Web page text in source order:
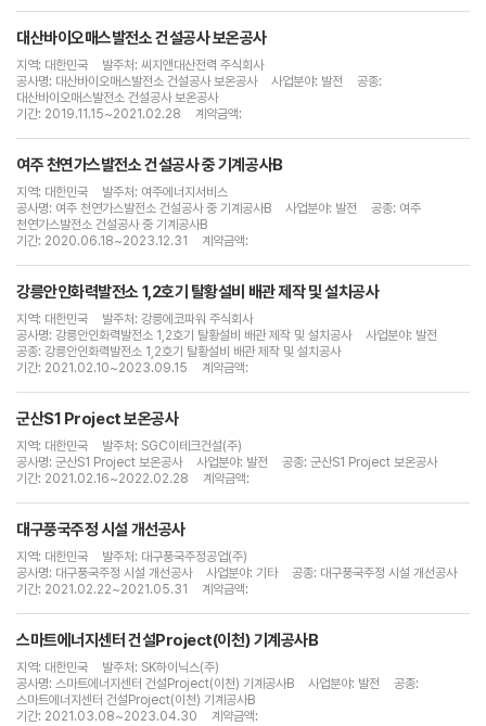
대산바이오매스발전소 건설공사 보온공사
지역: 대한민국
발주처: 씨지앤대산전력 주식회사
공사명: 대산바이오매스발전소 건설공사 보온공사
사업분야: 발전
공종:
대산바이오매스발전소 건설공사 보온공사
기간: 2019.11.15~2021.02.28
계약금액:
여주 천연가스발전소 건설공사 중 기계공사B
지역: 대한민국
발주처: 여주에너지서비스
공사명: 여주 천연가스발전소 건설공사 중 기계공사B
사업분야: 발전
공종: 여주
천연가스발전소 건설공사 중 기계공사B
기간: 2020.06.18~2023.12.31
계약금액:
강릉안인화력발전소 1,2호기 탈황설비 배관 제작 및 설치공사
지역: 대한민국
발주처: 강릉에코파워 주식회사
공사명: 강릉안인화력발전소 1,2호기 탈황설비 배관 제작 및 설치공사
사업분야: 발전
공종: 강릉안인화력발전소 1,2호기 탈황설비 배관 제작 및 설치공사
기간: 2021.02.10~2023.09.15
계약금액:
군산S1 Project 보온공사
지역: 대한민국
발주처: SGC이테크건설(주)
공사명: 군산S1 Project 보온공사
사업분야: 발전
공종: 군산S1 Project 보온공사
기간: 2021.02.16~2022.02.28
계약금액:
대구풍국주정 시설 개선공사
지역: 대한민국
발주처: 대구풍국주정공업(주)
공사명: 대구풍국주정 시설 개선공사
사업분야: 기타
공종: 대구풍국주정 시설 개선공사
기간: 2021.02.22~2021.05.31
계약금액:
스마트에너지센터 건설Project(이천) 기계공사B
지역: 대한민국
발주처: SK하이닉스(주)
공사명: 스마트에너지센터 건설Project(이천) 기계공사B
사업분야: 발전
공종:
스마트에너지센터 건설Project(이천) 기계공사B
기간: 2021.03.08~2023.04.30
계약금액: